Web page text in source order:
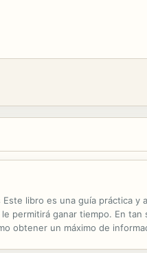
libro es una guía práctica
permitirá ganar tiempo. En
obtener un máximo de